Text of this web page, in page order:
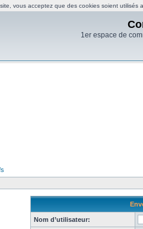
1er espace de
Nom d’utilisateur:
vous acceptez que des cookies soient